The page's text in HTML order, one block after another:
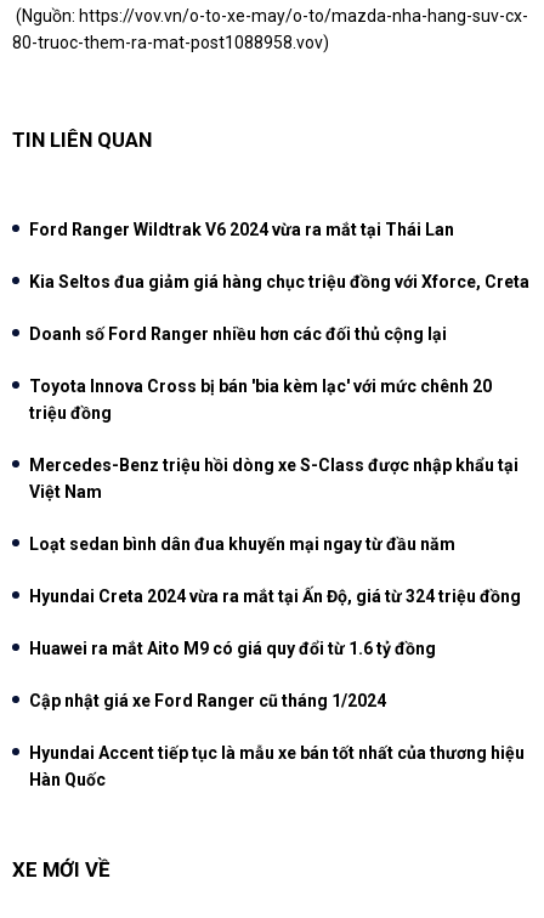
(Nguồn: https://vov.vn/o-to-xe-may/o-to/mazda-nha-hang-suv-cx-
80-truoc-them-ra-mat-post1088958.vov)
TIN LIÊN QUAN
Ford Ranger Wildtrak V6 2024 vừa ra mắt tại Thái Lan
Kia Seltos đua giảm giá hàng chục triệu đồng với Xforce, Creta
Doanh số Ford Ranger nhiều hơn các đối thủ cộng lại
Toyota Innova Cross bị bán 'bia kèm lạc' với mức chênh 20
triệu đồng
Mercedes-Benz triệu hồi dòng xe S-Class được nhập khẩu tại
Việt Nam
Loạt sedan bình dân đua khuyến mại ngay từ đầu năm
Hyundai Creta 2024 vừa ra mắt tại Ấn Độ, giá từ 324 triệu đồng
Huawei ra mắt Aito M9 có giá quy đổi từ 1.6 tỷ đồng
Cập nhật giá xe Ford Ranger cũ tháng 1/2024
Hyundai Accent tiếp tục là mẫu xe bán tốt nhất của thương hiệu
Hàn Quốc
XE MỚI VỀ